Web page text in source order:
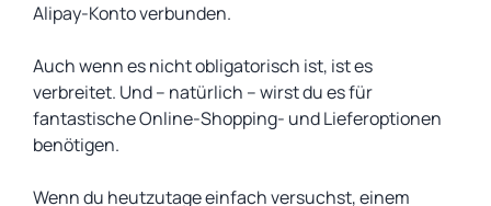
Alipay-Konto verbunden.
Auch wenn es nicht obligatorisch ist, ist es
verbreitet. Und – natürlich – wirst du es für
fantastische Online-Shopping- und Lieferoptionen
benötigen.
Wenn du heutzutage einfach versuchst, einem